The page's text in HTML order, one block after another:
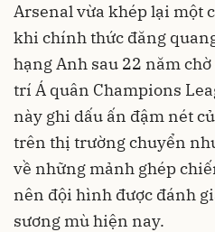
Arsenal vừa khép lại một
khi chính thức đăng
hạng Anh sau 22 năm
trí Á quân Champions
này ghi dấu ấn đậm nét
trên thị trường chuyển
về những mảnh ghép
nên đội hình được đánh
sương mù hiện nay.